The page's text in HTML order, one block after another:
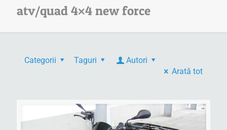
atv/quad 4×4 new force
Categorii Taguri
Autori
Arată tot